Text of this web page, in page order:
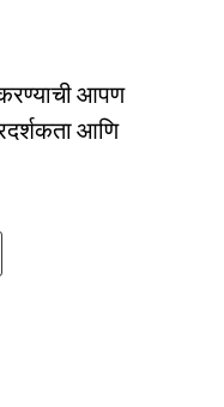
करण्याची आपण
आणि